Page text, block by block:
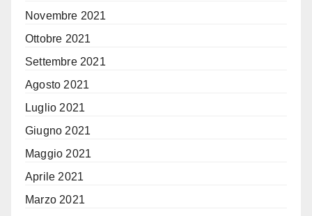
Novembre 2021
Ottobre 2021
Settembre 2021
Agosto 2021
Luglio 2021
Giugno 2021
Maggio 2021
Aprile 2021
Marzo 2021